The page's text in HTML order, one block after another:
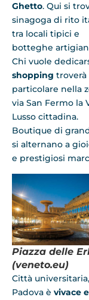
Ghetto. Qui si
sinagoga di rito
tra locali tipici e
botteghe
Chi vuole
shopping troverà
particolare nella
via San Fermo la
Lusso cittadina.
Boutique di
si alternano a
e prestigiosi
Piazza delle
(veneto.eu)
Città universitaria,
Padova è vivace